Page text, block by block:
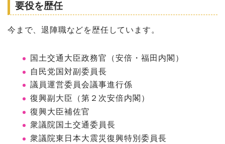
要役を歴任
今まで、退陣職などを歴任しています。
国土交通大臣政務官（安倍・福田内閣）
自民党国対副委員長
議員運営委員会議事進行係
復興副大臣（第２次安倍内閣）
復興大臣補佐官
衆議院国土交通委員長
衆議院東日本大震災復興特別委員長